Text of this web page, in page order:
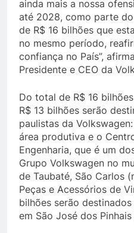
ainda mais a nossa
até 2028, como parte
de R$ 16 bilhões que
no mesmo período,
confiança no País”,
Presidente e CEO da
Do total de R$ 16
R$ 13 bilhões serão
paulistas da
área produtiva e o
Engenharia, que é um
Grupo Volkswagen no
de Taubaté, São Carlos
Peças e Acessórios de
bilhões serão
em São José dos Pinhais